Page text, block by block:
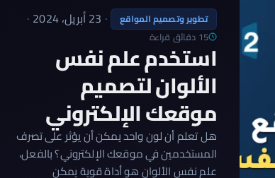
تطوير وتصميم المواقع · 23 أبريل، 2024 ·
15 دقائق قراءة
استخدم علم نفس
الألوان لتصميم
موقعك الإلكتروني
هل تعلم أن لون واحد يمكن أن يؤثر على تصرف
المستخدمين في موقعك الإلكتروني؟ بالفعل،
علم نفس الألوان هو أداة قوية يمكن